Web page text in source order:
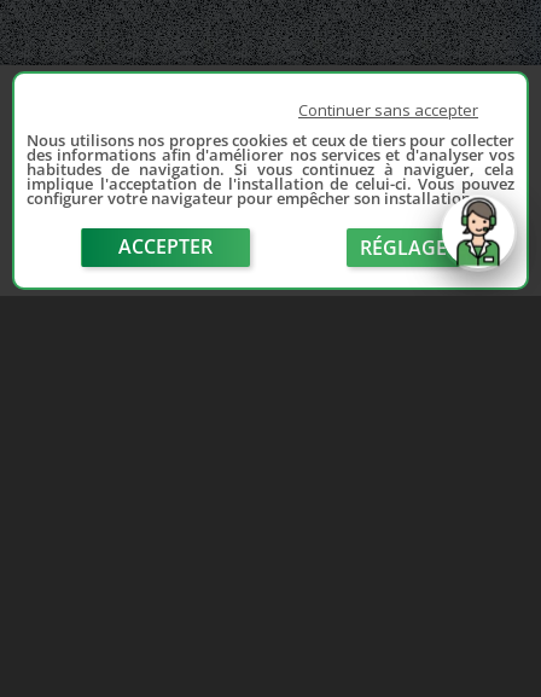
Continuer sans accepter
Nous utilisons nos propres cookies et ceux de tiers pour collecter
des informations afin d'améliorer nos services et d'analyser vos
habitudes de navigation. Si vous continuez à naviguer, cela
implique l'acceptation de l'installation de celui-ci. Vous pouvez
configurer votre navigateur pour empêcher son installation.
ACCEPTER RÉGLAGE